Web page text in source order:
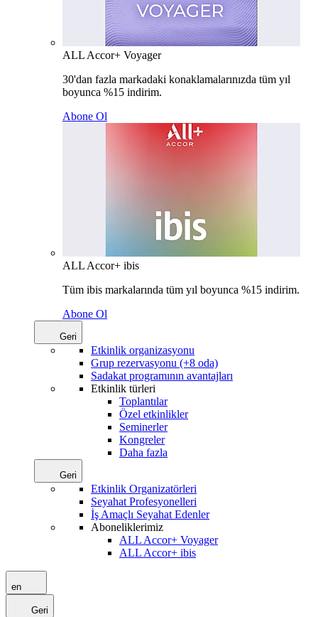
ALL Accor+ Voyager
30'dan fazla markadaki konaklamalarınızda tüm yıl
boyunca %15 indirim.
Abone Ol
ALL Accor+ ibis
Tüm ibis markalarında tüm yıl boyunca %15 indirim.
Abone Ol
Geri
Etkinlik organizasyonu
Grup rezervasyonu (+8 oda)
Sadakat programının avantajları
Etkinlik türleri
Toplantılar
Özel etkinlikler
Seminerler
Kongreler
Daha fazla
Geri
Etkinlik Organizatörleri
Seyahat Profesyonelleri
İş Amaçlı Seyahat Edenler
Aboneliklerimiz
ALL Accor+ Voyager
ALL Accor+ ibis
en
Geri